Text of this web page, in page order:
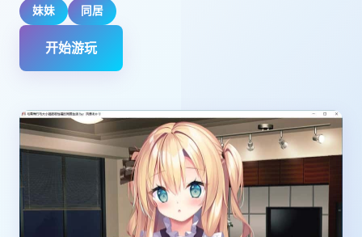
妹妹 同居
开始游玩